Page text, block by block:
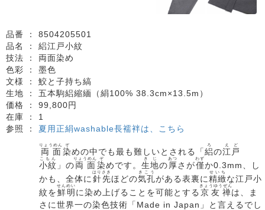
品番 ： 8504205501
品名 ： 絽江戸小紋
技法 ： 両面染め
色彩 ： 墨色
文様 ： 鮫と子持ち縞
生地 ： 五本駒絽縮緬（絹100% 38.3cm×13.5m）
価格 ： 99,800円
在庫 ： 1
参照 ： 夏用正絹washable長襦袢は、こちら
両面
りょうめん
染
ぞ
めの中でも最も難しいとされる「絽
ろ
の江戸
えど
小紋
こもん
」の両面
りょうめん
染
ぞ
めです。 生地
きじ
の 厚
あつ
さが僅
わず
か0.3mm、し
かも、全体に 針先
はりさき
ほどの気孔
きこう
がある表裏に精緻
せいち
な江戸小
紋を鮮明
せんめい
に染め上げることを可能とする 京友禅
きょうゆうぜん
は、ま
さに世界一の染色技術「Made in Japan」と言えるでし